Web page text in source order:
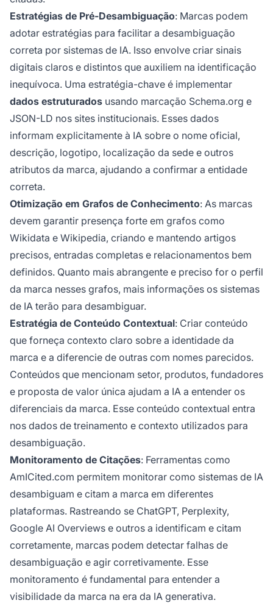
Estratégias de Pré-Desambiguação: Marcas podem
adotar estratégias para facilitar a desambiguação
correta por sistemas de IA. Isso envolve criar sinais
digitais claros e distintos que auxiliem na identificação
inequívoca. Uma estratégia-chave é implementar
dados estruturados usando marcação Schema.org e
JSON-LD nos sites institucionais. Esses dados
informam explicitamente à IA sobre o nome oficial,
descrição, logotipo, localização da sede e outros
atributos da marca, ajudando a confirmar a entidade
correta.
Otimização em Grafos de Conhecimento: As marcas
devem garantir presença forte em grafos como
Wikidata e Wikipedia, criando e mantendo artigos
precisos, entradas completas e relacionamentos bem
definidos. Quanto mais abrangente e preciso for o perfil
da marca nesses grafos, mais informações os sistemas
de IA terão para desambiguar.
Estratégia de Conteúdo Contextual: Criar conteúdo
que forneça contexto claro sobre a identidade da
marca e a diferencie de outras com nomes parecidos.
Conteúdos que mencionam setor, produtos, fundadores
e proposta de valor única ajudam a IA a entender os
diferenciais da marca. Esse conteúdo contextual entra
nos dados de treinamento e contexto utilizados para
desambiguação.
Monitoramento de Citações: Ferramentas como
AmICited.com permitem monitorar como sistemas de IA
desambiguam e citam a marca em diferentes
plataformas. Rastreando se ChatGPT, Perplexity,
Google AI Overviews e outros a identificam e citam
corretamente, marcas podem detectar falhas de
desambiguação e agir corretivamente. Esse
monitoramento é fundamental para entender a
visibilidade da marca na era da IA generativa.